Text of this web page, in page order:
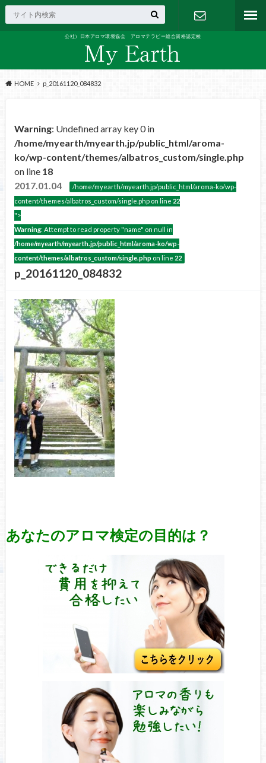
公社）日本アロマ環境協会 アロマテラピー総合資格認定校
HOME p_20161120_084832
Warning: Undefined array key 0 in
/home/myearth/myearth.jp/public_html/aroma-
ko/wp-content/themes/albatros_custom/single.php
on line 18
2017.01.04
/home/myearth/myearth.jp/public_html/aroma-ko/wp-
content/themes/albatros_custom/single.php on line 22
">
Warning: Attempt to read property "name" on null in
/home/myearth/myearth.jp/public_html/aroma-ko/wp-
content/themes/albatros_custom/single.php on line 22
p_20161120_084832
あなたのアロマ検定の目的は？